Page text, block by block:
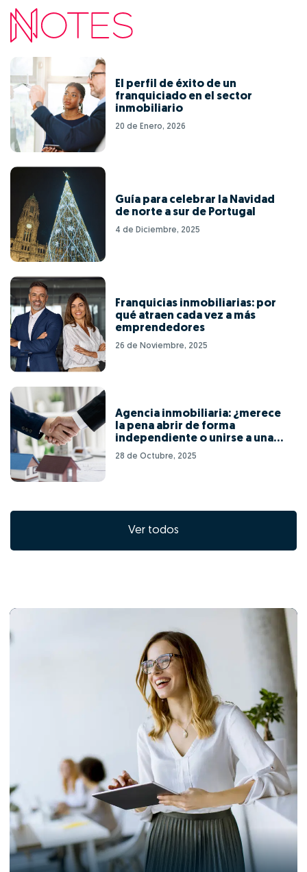
El perfil de éxito de un
franquiciado en el sector
inmobiliario
20 de Enero, 2026
Guía para celebrar la Navidad
de norte a sur de Portugal
4 de Diciembre, 2025
Franquicias inmobiliarias: por
qué atraen cada vez a más
emprendedores
26 de Noviembre, 2025
Agencia inmobiliaria: ¿merece
la pena abrir de forma
independiente o unirse a una
red de franquicias?
28 de Octubre, 2025
Ver todos